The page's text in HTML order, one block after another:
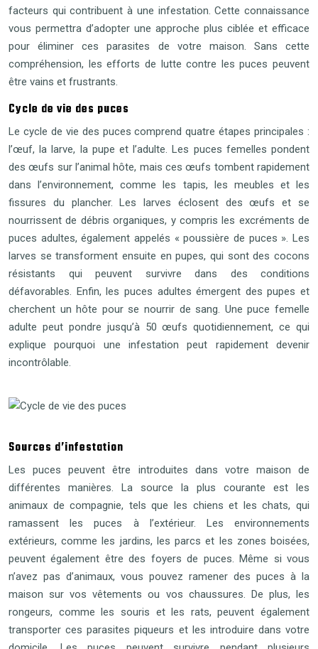
facteurs qui contribuent à une infestation. Cette connaissance
vous permettra d’adopter une approche plus ciblée et efficace
pour éliminer ces parasites de votre maison. Sans cette
compréhension, les efforts de lutte contre les puces peuvent
être vains et frustrants.
Cycle de vie des puces
Le cycle de vie des puces comprend quatre étapes principales :
l’œuf, la larve, la pupe et l’adulte. Les puces femelles pondent
des œufs sur l’animal hôte, mais ces œufs tombent rapidement
dans l’environnement, comme les tapis, les meubles et les
fissures du plancher. Les larves éclosent des œufs et se
nourrissent de débris organiques, y compris les excréments de
puces adultes, également appelés « poussière de puces ». Les
larves se transforment ensuite en pupes, qui sont des cocons
résistants qui peuvent survivre dans des conditions
défavorables. Enfin, les puces adultes émergent des pupes et
cherchent un hôte pour se nourrir de sang. Une puce femelle
adulte peut pondre jusqu’à 50 œufs quotidiennement, ce qui
explique pourquoi une infestation peut rapidement devenir
incontrôlable.
Sources d’infestation
Les puces peuvent être introduites dans votre maison de
différentes manières. La source la plus courante est les
animaux de compagnie, tels que les chiens et les chats, qui
ramassent les puces à l’extérieur. Les environnements
extérieurs, comme les jardins, les parcs et les zones boisées,
peuvent également être des foyers de puces. Même si vous
n’avez pas d’animaux, vous pouvez ramener des puces à la
maison sur vos vêtements ou vos chaussures. De plus, les
rongeurs, comme les souris et les rats, peuvent également
transporter ces parasites piqueurs et les introduire dans votre